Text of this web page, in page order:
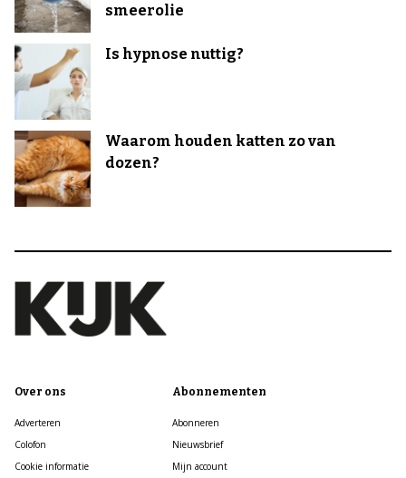
smeerolie
Is hypnose nuttig?
Waarom houden katten zo van
dozen?
Over ons
Adverteren
Colofon
Cookie informatie
Abonnementen
Abonneren
Nieuwsbrief
Mijn account